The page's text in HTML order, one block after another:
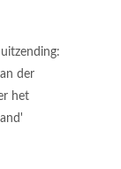
der
het